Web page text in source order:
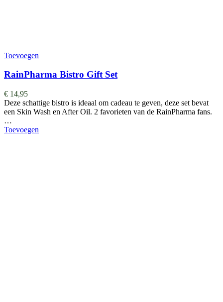
Toevoegen
RainPharma Bistro Gift Set
€ 14,95
Deze schattige bistro is ideaal om cadeau te geven, deze set bevat
een Skin Wash en After Oil. 2 favorieten van de RainPharma fans.
…
Toevoegen